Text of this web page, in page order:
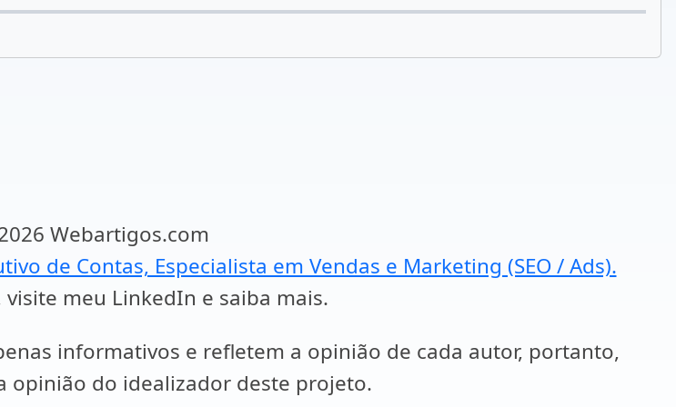
Webartigos.com
de Contas, Especialista em Vendas e Marketing (SEO / Ads).
meu LinkedIn e saiba mais.
informativos e refletem a opinião de cada autor, portanto,
opinião do idealizador deste projeto.